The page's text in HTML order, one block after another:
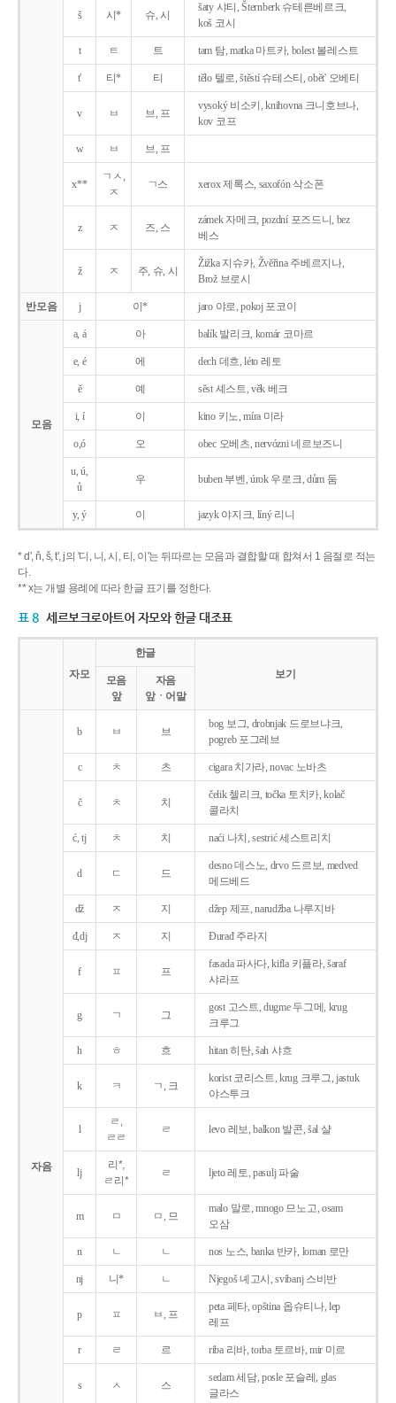
š 시* 슈, 시
šaty 샤티, Šternberk 슈테른베르크,
koš 코시
t ㅌ 트 tam 탐, matka 마트카, bolest 볼레스트
t' 티* 티 tělo 텔로, štěstí 슈테스티, obět' 오베티
v ㅂ 브, 프
vysoký 비소키, knihovna 크니호브나,
kov 코프
w ㅂ 브, 프
x**
ㄱㅅ,
ㅈ
ㄱ스 xerox 제록스, saxofón 삭소폰
z ㅈ 즈, 스
zámek 자메크, pozdní 포즈드니, bez
베스
ž ㅈ 주, 슈, 시
Žižka 지슈카, Žvěřina 주베르지나,
Brož 브로시
반모음 j 이* jaro 야로, pokoj 포코이
모음
a, á 아 balík 발리크, komár 코마르
e, é 에 dech 데흐, léto 레토
ě 예 sěst 셰스트, věk 베크
i, í 이 kino 키노, míra 미라
o,ó 오 obec 오베츠, nervózni 네르보즈니
u, ú,
ů
우 buben 부벤, úrok 우로크, dům 둠
y, ý 이 jazyk야지크, líný 리니
* d', ň, š, t', j의 '디, 니, 시, 티, 이'는 뒤따르는 모음과 결합할 때 합쳐서 1 음절로 적는
다.
** x는 개별 용례에 따라 한글 표기를 정한다.
표 8 세르보크로아트어 자모와 한글 대조표
자모
한글
보기
모음
앞
자음
앞ㆍ어말
자음
b ㅂ 브
bog 보그, drobnjak 드로브냐크,
pogreb 포그레브
c ㅊ 츠 cigara 치가라, novac 노바츠
č ㅊ 치
čelik 첼리크, točka 토치카, kolač
콜라치
ć, tj ㅊ 치 naći 나치, sestrić 세스트리치
d ㄷ 드
desno 데스노, drvo 드르보, medved
메드베드
dž ㅈ 지 džep 제프, narudžba 나루지바
đ,dj ㅈ 지 Ðurađ 주라지
f ㅍ 프
fasada 파사다, kifla 키플라, šaraf
샤라프
g ㄱ 그
gost 고스트, dugme 두그메, krug
크루그
h ㅎ 흐 hitan 히탄, šah 샤흐
k ㅋ ㄱ, 크
korist 코리스트, krug 크루그, jastuk
야스투크
l
ㄹ,
ㄹㄹ
ㄹ levo 레보, balkon 발콘, šal 샬
lj
리*,
ㄹ리*
ㄹ ljeto 레토, pasulj 파술
m ㅁ ㅁ, 므
malo 말로, mnogo 므노고, osam
오삼
n ㄴ ㄴ nos 노스, banka 반카, loman 로만
nj 니* ㄴ Njegoš 녜고시, svibanj 스비반
p ㅍ ㅂ, 프
peta 페타, opština 옵슈티나, lep
레프
r ㄹ 르 riba 리바, torba 토르바, mir 미르
s ㅅ 스
sedam 세담, posle 포슬레, glas
글라스